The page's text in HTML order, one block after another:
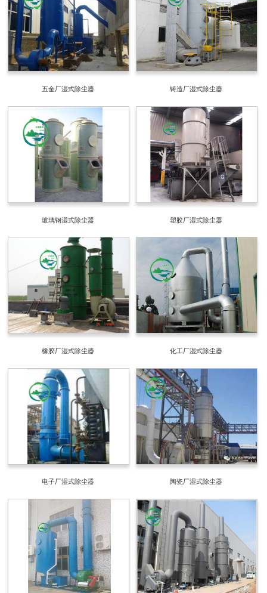
五金厂湿式除尘器 铸造厂湿式除尘器
玻璃钢湿式除尘器 塑胶厂湿式除尘器
橡胶厂湿式除尘器 化工厂湿式除尘器
电子厂湿式除尘器 陶瓷厂湿式除尘器